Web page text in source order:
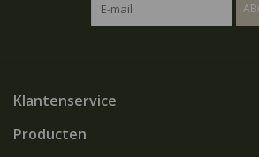
Klantenservice
Producten